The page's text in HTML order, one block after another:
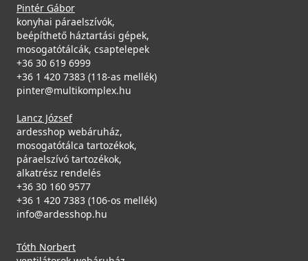
Pintér Gábor
konyhai páraelszívók,
beépíthető háztartási gépek,
mosogatótálcák, csaptelepek
+36 30 619 6999
+36 1 420 7383 (118-as mellék)
pinter@multikomplex.hu
Lancz József
ardesshop webáruház,
mosogatótálca tartozékok,
páraelszívó tartozékok,
alkatrész rendelés
+36 30 160 9577
+36 1 420 7383 (106-os mellék)
info@ardesshop.hu
Tóth Norbert